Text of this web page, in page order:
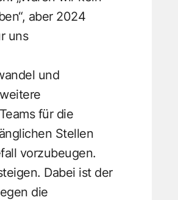
aber 2024
uns
und
für die
Stellen
vorzubeugen.
Dabei ist der
die